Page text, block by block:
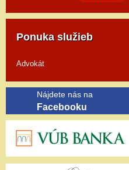
Ponuka služieb
Advokát
Nájdete nás na
Facebooku